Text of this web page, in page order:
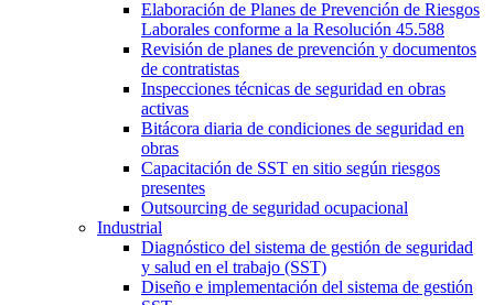
Elaboración de Planes de Prevención de Riesgos
Laborales conforme a la Resolución 45.588
Revisión de planes de prevención y documentos
de contratistas
Inspecciones técnicas de seguridad en obras
activas
Bitácora diaria de condiciones de seguridad en
obras
Capacitación de SST en sitio según riesgos
presentes
Outsourcing de seguridad ocupacional
Industrial
Diagnóstico del sistema de gestión de seguridad
y salud en el trabajo (SST)
Diseño e implementación del sistema de gestión